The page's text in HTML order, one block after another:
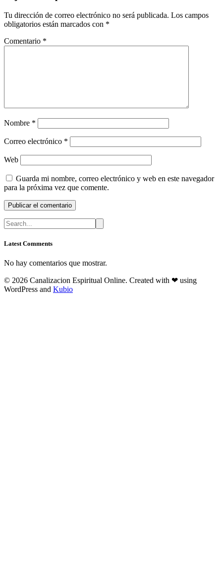
Tu dirección de correo electrónico no será publicada. Los campos
obligatorios están marcados con *
Comentario *
Nombre *
Correo electrónico *
Web
Guarda mi nombre, correo electrónico y web en este navegador
para la próxima vez que comente.
Latest Comments
No hay comentarios que mostrar.
© 2026 Canalizacion Espiritual Online. Created with ❤ using
WordPress and Kubio